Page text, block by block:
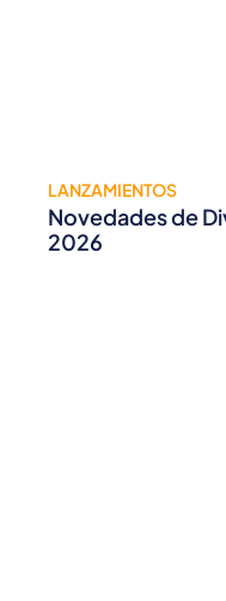
LANZAMIENTOS
Novedades de
2026